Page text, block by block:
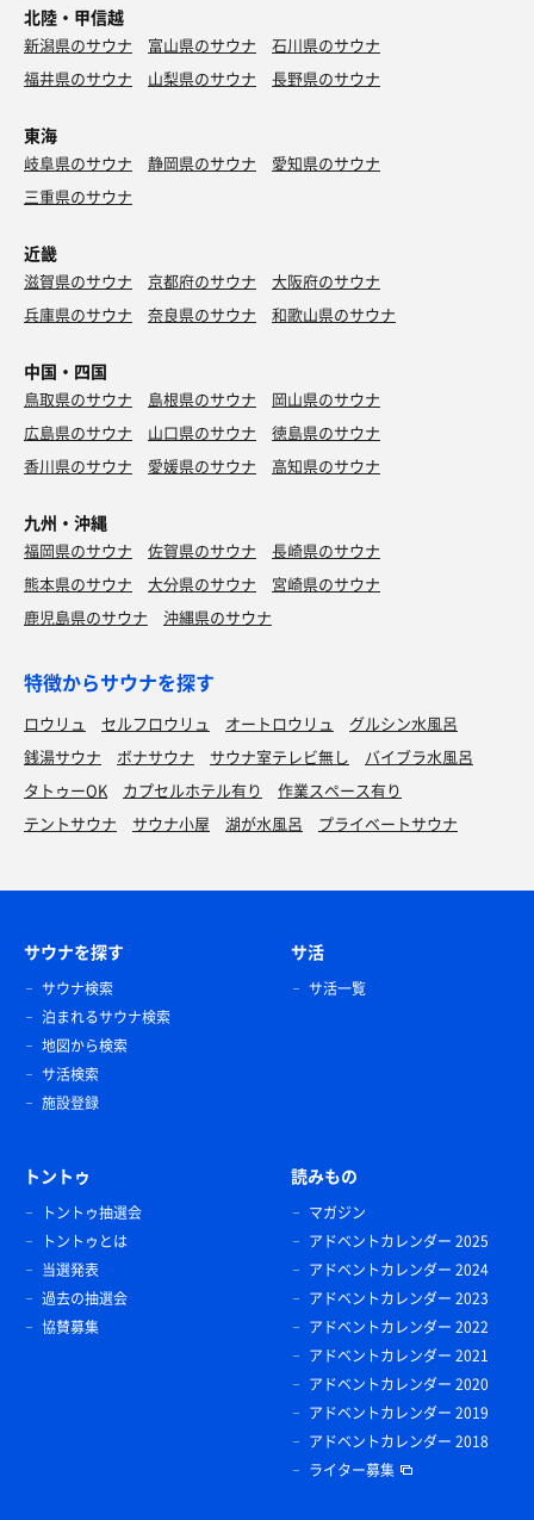
北陸・甲信越
新潟県のサウナ 富山県のサウナ
石川県のサウナ
福井県のサウナ
山梨県のサウナ 長野県のサウナ
東海
岐阜県のサウナ 静岡県のサウナ
愛知県のサウナ
三重県のサウナ
近畿
滋賀県のサウナ 京都府のサウナ
大阪府のサウナ
兵庫県のサウナ
奈良県のサウナ 和歌山県のサウナ
中国・四国
鳥取県のサウナ 島根県のサウナ
岡山県のサウナ
広島県のサウナ
山口県のサウナ
徳島県のサウナ
香川県のサウナ
愛媛県のサウナ 高知県のサウナ
九州・沖縄
福岡県のサウナ 佐賀県のサウナ
長崎県のサウナ
熊本県のサウナ
大分県のサウナ
宮崎県のサウナ
鹿児島県のサウナ
沖縄県のサウナ
特徴からサウナを探す
ロウリュ セルフロウリュ オートロウリュ
グルシン水風呂
銭湯サウナ
ボナサウナ サウナ室テレビ無し
バイブラ水風呂
タトゥーOK
カプセルホテル有り
作業スペース有り
テントサウナ
サウナ小屋 湖が水風呂 プライベートサウナ
サウナを探す
サウナ検索
泊まれるサウナ検索
地図から検索
サ活検索
施設登録
サ活
サ活一覧
トントゥ
トントゥ抽選会
トントゥとは
当選発表
過去の抽選会
協賛募集
読みもの
マガジン
アドベントカレンダー 2025
アドベントカレンダー 2024
アドベントカレンダー 2023
アドベントカレンダー 2022
アドベントカレンダー 2021
アドベントカレンダー 2020
アドベントカレンダー 2019
アドベントカレンダー 2018
ライター募集